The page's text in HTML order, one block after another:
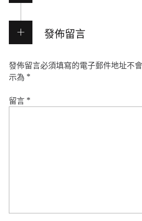
發佈留言
發佈留言必須填寫的電子郵件地址不
示為 *
留言 *